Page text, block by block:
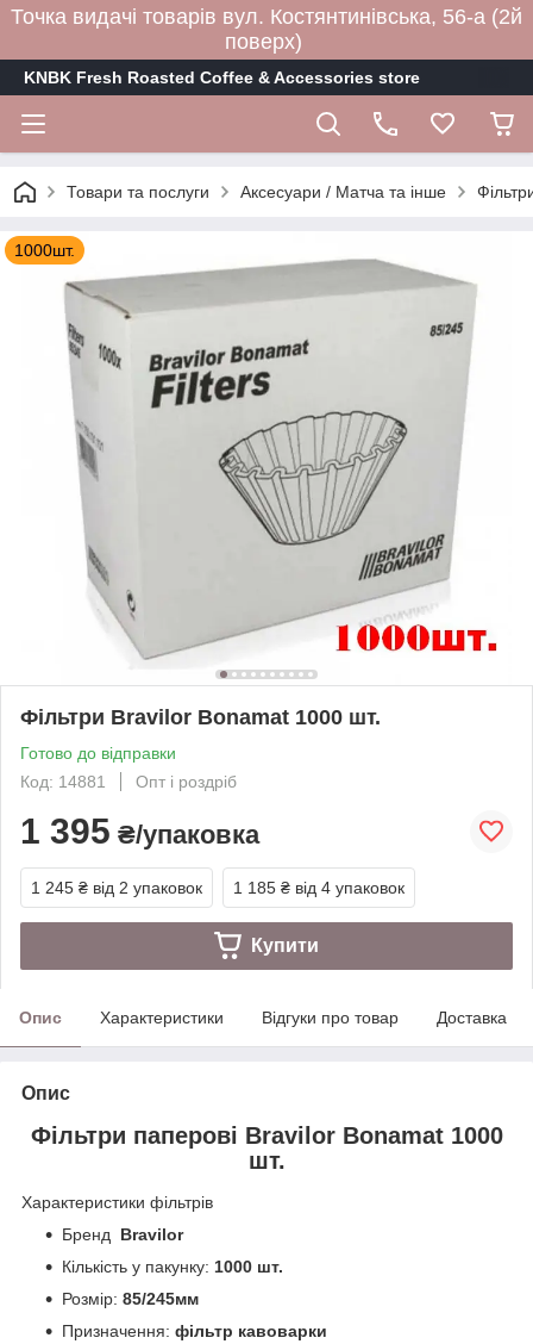
Точка видачі товарів вул. Костянтинівська, 56-а (2й
поверх)
KNBK Fresh Roasted Coffee & Accessories store
Товари та послуги Аксесуари / Матча та інше
1000шт.
Фільтри Bravilor Bonamat 1000 шт.
Готово до відправки
Код: 14881
Опт і роздріб
1 395 ₴/упаковка
1 245 ₴ від 2 упаковок 1 185 ₴ від 4 упаковок
Купити
Опис Характеристики Відгуки про товар Доставка
Опис
Фільтри паперові Bravilor Bonamat 1000
шт.
Характеристики фільтрів
Бренд Bravilor
Кількість у пакунку: 1000 шт.
Розмір: 85/245мм
Призначення: фільтр кавоварки